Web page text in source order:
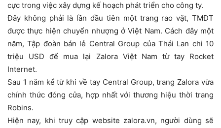
cực trong việc xây dựng kế hoạch phát triển cho công ty.
Đây không phải là lần đầu tiên một trang rao vặt, TMĐT
được thực hiện chuyển nhượng ở Việt Nam. Cách đây một
năm, Tập đoàn bán lẻ Central Group của Thái Lan chi 10
triệu USD để mua lại Zalora Việt Nam từ tay Rocket
Internet.
Sau 1 năm kể từ khi về tay Central Group, trang Zalora vừa
chính thức đóng cửa, hợp nhất với thương hiệu thời trang
Robins.
Hiện nay, khi truy cập website zalora.vn, người dùng sẽ